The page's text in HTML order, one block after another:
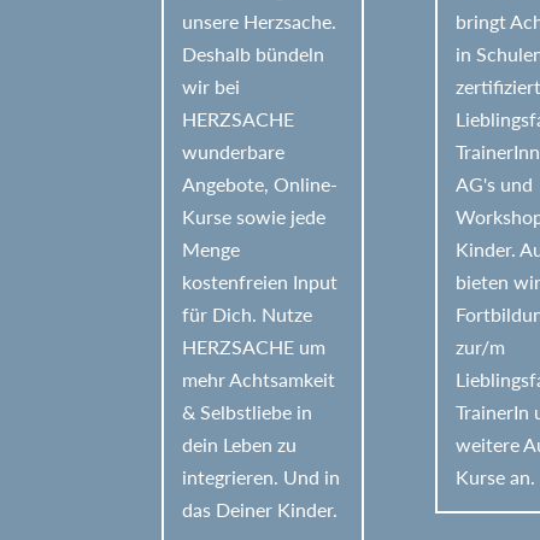
unsere Herzsache.
Deshalb bündeln
wir bei
HERZSACHE
wunderbare
Angebote, Online-
Kurse sowie jede
Menge
kostenfreien Input
für Dich. Nutze
HERZSACHE um
mehr Achtsamkeit
& Selbstliebe in
dein Leben zu
integrieren. Und in
das Deiner Kinder.
bringt
in
AG's und
Kinder.
bieten wir
zur/m
TrainerIn
weitere
Kurse an.